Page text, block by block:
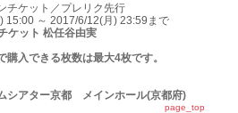
チケット／プレリク先行
15:00 ～ 2017/6/12(月) 23:59まで
ケット 松任谷由実
購入できる枚数は最大4枚です。
シアター京都 メインホール(京都府)
page_top